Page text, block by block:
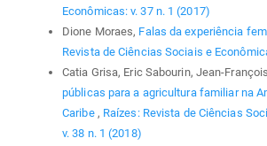
Econômicas: v. 37 n. 1 (2017)
Dione Moraes, Falas da experiência
Revista de Ciências Sociais e
Catia Grisa, Eric Sabourin, Jean-
públicas para a agricultura familiar na
Caribe , Raízes: Revista de Ciências
v. 38 n. 1 (2018)